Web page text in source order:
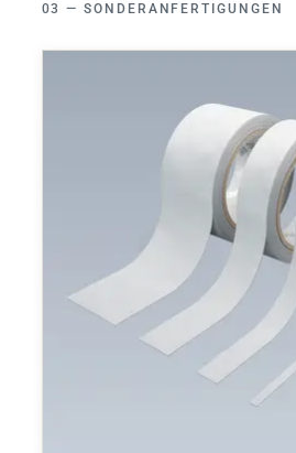
SONDERANFERTIGUNGEN